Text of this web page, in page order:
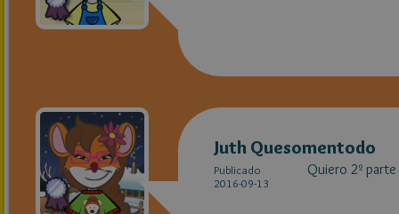
Juth Quesomentodo
Publicado
2016-09-13
Quiero 2º